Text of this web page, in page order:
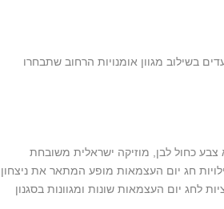
בשילוב מגוון אומנויות הרחוב שתבחרו
צבע כחול לבן, מוזיקה ישראלית משובחת
חג יום העצמאות מופע המתאר את ניצחון
יום העצמאות שונות ומגוונות בסגנון